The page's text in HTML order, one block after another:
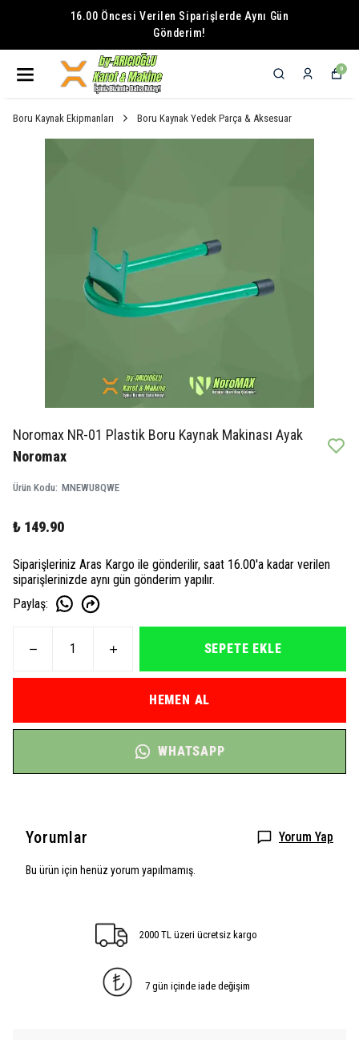
16.00 Öncesi Verilen Siparişlerde Aynı Gün
Gönderim!
0
Boru Kaynak Ekipmanları Boru Kaynak Yedek Parça & Aksesuar
Noromax NR-01 Plastik Boru Kaynak Makinası Ayak
Noromax
Ürün Kodu: MNEWU8QWE
₺ 149.90
Siparişleriniz Aras Kargo ile gönderilir, saat 16.00'a kadar verilen
siparişlerinizde aynı gün gönderim yapılır.
Paylaş:
SEPETE EKLE
HEMEN AL
WHATSAPP
Yorumlar Yorum Yap
Bu ürün için henüz yorum yapılmamış.
2000 TL üzeri ücretsiz kargo
7 gün içinde iade değişim